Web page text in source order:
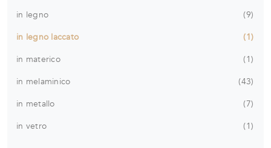
in legno
9
in legno laccato
1
in materico
1
in melaminico
43
in metallo
7
in vetro
1